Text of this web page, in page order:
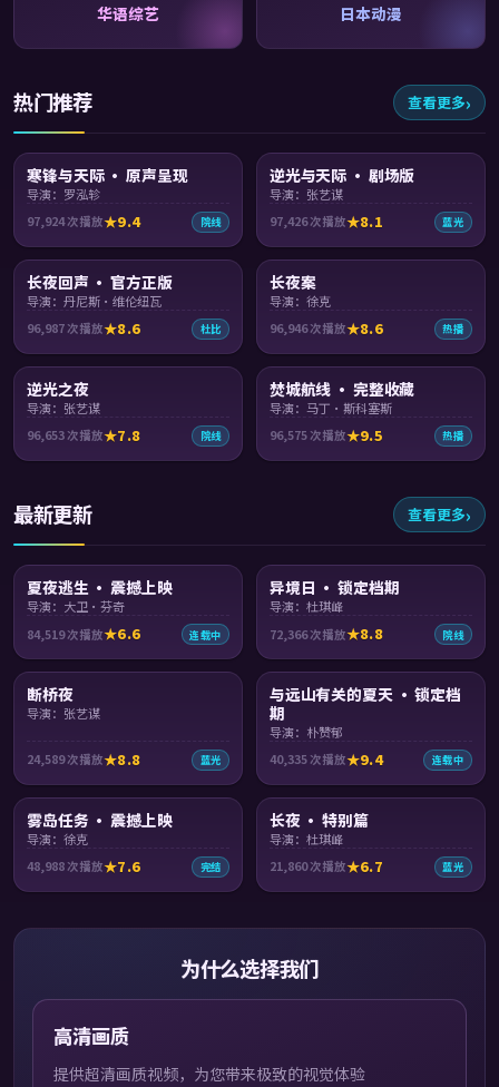
华语综艺 日本动漫
热门推荐 查看更多
寒锋与天际 · 原声呈现
导演：罗泓轸
97,924次播放 9.4 院线
逆光与天际 · 剧场版
导演：张艺谋
97,426次播放 8.1 蓝光
长夜回声 · 官方正版
导演：丹尼斯·维伦纽瓦
96,987 次播放 8.6 杜比
长夜案
导演：徐克
96,946次播放 8.6 热播
逆光之夜
导演：张艺谋
96,653 次播放 7.8 院线
焚城航线 · 完整收藏
导演：马丁·斯科塞斯
96,575次播放 9.5 热播
最新更新 查看更多
夏夜逃生 · 震撼上映
导演：大卫·芬奇
84,519次播放 6.6 连载中
异境日 · 锁定档期
导演：杜琪峰
72,366次播放 8.8 院线
断桥夜
导演：张艺谋
24,589次播放 8.8 蓝光
与远山有关的夏天 · 锁定档
期
导演：朴赞郁
40,335次播放 9.4 连载中
雾岛任务 · 震撼上映
导演：徐克
48,988 次播放 7.6 完结
长夜 · 特别篇
导演：杜琪峰
21,860次播放 6.7 蓝光
为什么选择我们
高清画质
提供超清画质视频，为您带来极致的视觉体验